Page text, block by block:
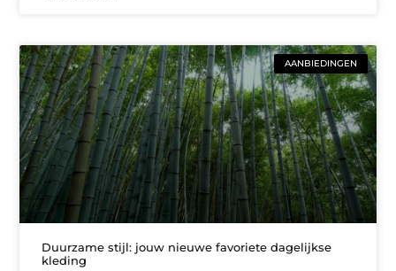
AANBIEDINGEN
Duurzame stijl: jouw nieuwe favoriete dagelijkse
kleding